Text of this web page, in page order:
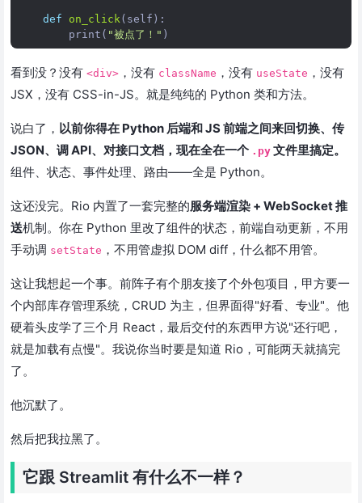
def on_click ( self ):
print ( "被点了！" )
看到没？没有 <div> ，没有 className ，没有 useState ，没有
JSX，没有 CSS-in-JS。就是纯纯的 Python 类和方法。
说白了， 以前你得在 Python 后端和 JS 前端之间来回切换、传
JSON、调 API、对接口文档，现在全在一个 .py 文件里搞定。
组件、状态、事件处理、路由——全是 Python。
这还没完。Rio 内置了一套完整的服务端渲染 + WebSocket 推
送机制。你在 Python 里改了组件的状态，前端自动更新，不用
手动调 setState ，不用管虚拟 DOM diff，什么都不用管。
这让我想起一个事。前阵子有个朋友接了个外包项目，甲方要一
个内部库存管理系统，CRUD 为主，但界面得"好看、专业"。他
硬着头皮学了三个月 React，最后交付的东西甲方说"还行吧，
就是加载有点慢"。我说你当时要是知道 Rio，可能两天就搞完
了。
他沉默了。
然后把我拉黑了。
它跟 Streamlit 有什么不一样？